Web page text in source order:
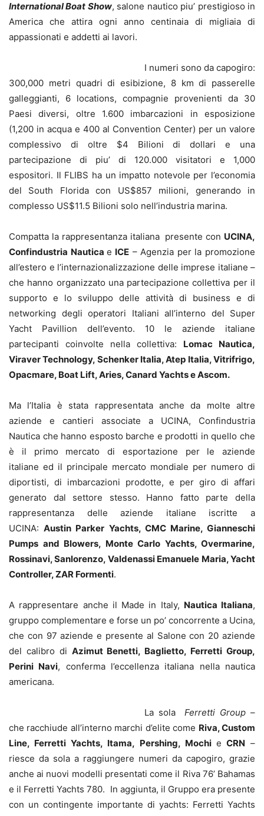
International Boat Show, salone nautico piu’ prestigioso in
America che attira ogni anno centinaia di migliaia di
appassionati e addetti ai lavori.
I numeri sono da capogiro:
300,000 metri quadri di esibizione, 8 km di passerelle
galleggianti, 6 locations, compagnie provenienti da 30
Paesi diversi, oltre 1.600 imbarcazioni in esposizione
(1,200 in acqua e 400 al Convention Center) per un valore
complessivo di oltre $4 Bilioni di dollari e una
partecipazione di piu’ di 120.000 visitatori e 1,000
espositori. Il FLIBS ha un impatto notevole per l’economia
del South Florida con US$857 milioni, generando in
complesso US$11.5 Bilioni solo nell’industria marina.
Compatta la rappresentanza italiana presente con UCINA,
Confindustria Nauticae ICE– Agenzia per la promozione
all’estero e l’internazionalizzazione delle imprese italiane –
che hanno organizzato una partecipazione collettiva per il
supporto e lo sviluppo delle attività di business e di
networking degli operatori Italiani all’interno del Super
Yacht Pavillion dell’evento. 10 le aziende italiane
partecipanti coinvolte nella collettiva: Lomac Nautica,
Viraver Technology, Schenker Italia, Atep Italia, Vitrifrigo,
Opacmare, Boat Lift, Aries, Canard Yachts e Ascom.
Ma l’Italia è stata rappresentata anche da molte altre
aziende e cantieri associate a UCINA, Confindustria
Nautica che hanno esposto barche e prodotti in quello che
è il primo mercato di esportazione per le aziende
italiane ed il principale mercato mondiale per numero di
diportisti, di imbarcazioni prodotte, e per giro di affari
generato dal settore stesso.
Hanno fatto parte della
rappresentanza delle aziende italiane iscritte a
UCINA:Austin Parker Yachts, CMC Marine, Gianneschi
Pumps and Blowers, Monte Carlo Yachts, Overmarine,
Rossinavi, Sanlorenzo, Valdenassi Emanuele Maria, Yacht
Controller, ZAR Formenti.
A rappresentare anche il Made in Italy, Nautica Italiana,
gruppo complementare e forse un po’ concorrente a Ucina,
che con 97 aziende e presente al Salone con 20 aziende
del calibro di Azimut Benetti, Baglietto, Ferretti Group,
Perini Navi, conferma l’eccellenza italiana nella nautica
americana.
La solaFerretti Group –
che racchiude all’interno marchi d’elite come Riva, Custom
Line, Ferretti Yachts, Itama, Pershing, Mochi e CRN –
riesce da sola a raggiungere numeri da capogiro, grazie
anche ai nuovi modelli presentati come il Riva 76’ Bahamas
e il Ferretti Yachts 780. In aggiunta, il Gruppo era presente
con un contingente importante di yachts: Ferretti Yachts